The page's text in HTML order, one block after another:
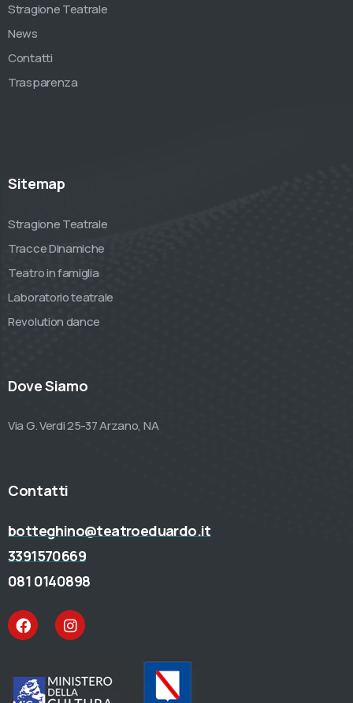
Stragione Teatrale
News
Contatti
Trasparenza
Sitemap
Stragione Teatrale
Tracce Dinamiche
Teatro in famiglia
Laboratorio teatrale
Revolution dance
Dove Siamo
Via G. Verdi 25-37 Arzano, NA
Contatti
botteghino@teatroeduardo.it
3391570669
081 0140898